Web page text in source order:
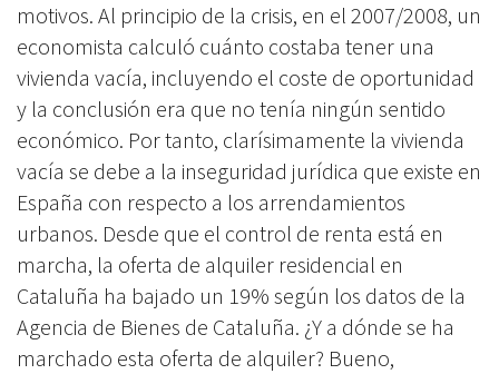
motivos. Al principio de la crisis, en el 2007/2008, un
economista calculó cuánto costaba tener una
vivienda vacía, incluyendo el coste de oportunidad
y la conclusión era que no tenía ningún sentido
económico. Por tanto, clarísimamente la vivienda
vacía se debe a la inseguridad jurídica que existe en
España con respecto a los arrendamientos
urbanos. Desde que el control de renta está en
marcha, la oferta de alquiler residencial en
Cataluña ha bajado un 19% según los datos de la
Agencia de Bienes de Cataluña. ¿Y a dónde se ha
marchado esta oferta de alquiler? Bueno,